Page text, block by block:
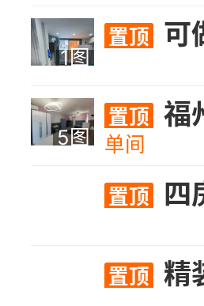
1图
置顶 可
5图
置顶 福州阳光城大都会位于仓山区南江滨核心板块，是集高端
单间
置顶 四
置顶 精装SOHO